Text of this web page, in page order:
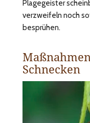
Plagegeister
verzweifeln noch
besprühen.
Schnecken